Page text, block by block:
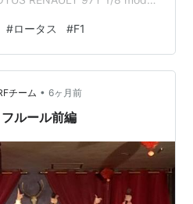
1/8 model 細かな部分で納得
が 何とか形になって残すとこ
が・・・ LOTUS RENAULT…
#ロータス #F1
チーム • 6ヶ月前
ルール前編